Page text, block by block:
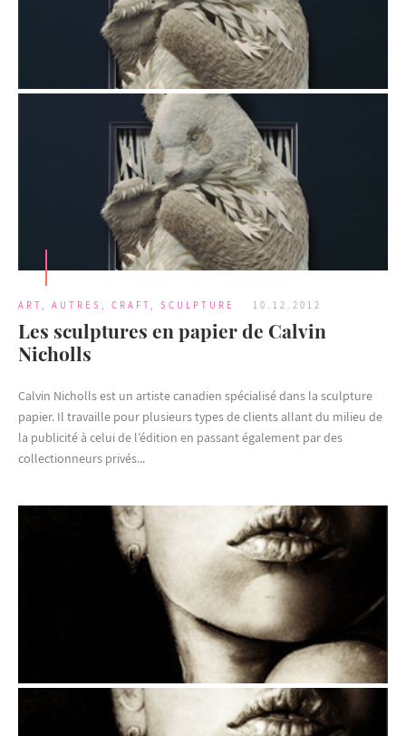
ART , AUTRES , CRAFT , SCULPTURE 10.12.2012
Les sculptures en papier de Calvin
Nicholls
Calvin Nicholls est un artiste canadien spécialisé dans la sculpture
papier. Il travaille pour plusieurs types de clients allant du milieu de
la publicité à celui de l’édition en passant également par des
collectionneurs privés...